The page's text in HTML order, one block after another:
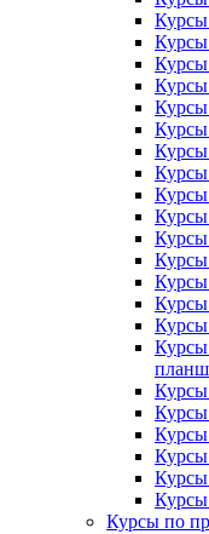
Курсы
Курсы
Курсы
Курсы
Курсы
Курсы
Курсы
Курсы
Курсы
Курсы
Курсы
Курсы по